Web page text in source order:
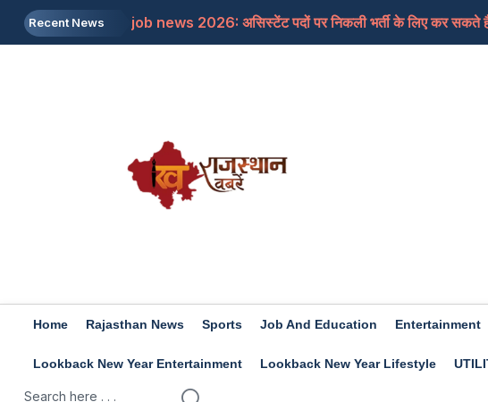
Recent News
job news 2026: असिस्टेंट पदों पर निकली भर्ती के लिए कर सकते
Rashifal 9 aug 2026: इन राशियों के जातकों के लिए अच्छा होगा
Home Rajasthan News Sports Job And Education Entertainment
Lookback New Year Entertainment Lookback New Year Lifestyle